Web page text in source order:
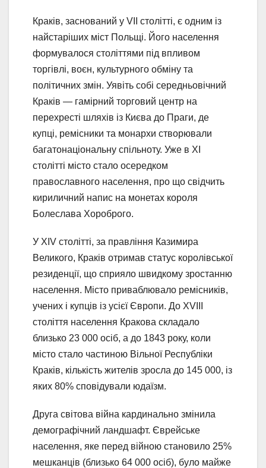
Краків, заснований у VII столітті, є одним із
найстаріших міст Польщі. Його населення
формувалося століттями під впливом
торгівлі, воєн, культурного обміну та
політичних змін. Уявіть собі середньовічний
Краків — гамірний торговий центр на
перехресті шляхів із Києва до Праги, де
купці, ремісники та монархи створювали
багатонаціональну спільноту. Уже в XI
столітті місто стало осередком
православного населення, про що свідчить
кириличний напис на монетах короля
Болеслава Хороброго.
У XIV столітті, за правління Казимира
Великого, Краків отримав статус королівської
резиденції, що сприяло швидкому зростанню
населення. Місто приваблювало ремісників,
учених і купців із усієї Європи. До XVIII
століття населення Кракова складало
близько 23 000 осіб, а до 1843 року, коли
місто стало частиною Вільної Республіки
Краків, кількість жителів зросла до 145 000, із
яких 80% сповідували юдаїзм.
Друга світова війна кардинально змінила
демографічний ландшафт. Єврейське
населення, яке перед війною становило 25%
мешканців (близько 64 000 осіб), було майже